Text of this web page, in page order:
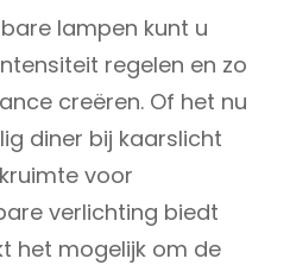
lampen kunt u
regelen en zo
creëren. Of het nu
diner bij kaarslicht
voor
verlichting biedt
het mogelijk om de